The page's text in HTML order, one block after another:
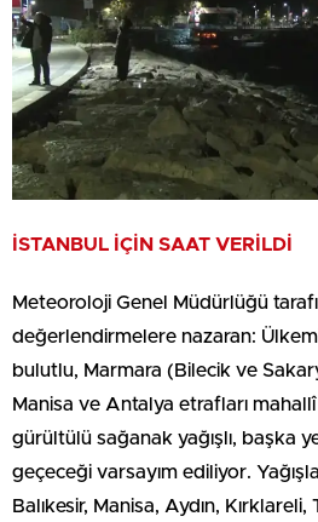
İSTANBUL İÇİN SAAT VERİLDİ
Meteoroloji Genel Müdürlüğü
değerlendirmelere nazaran:
bulutlu, Marmara (Bilecik ve
Manisa ve Antalya etrafları
gürültülü sağanak yağışlı, başka
geçeceği varsayım ediliyor.
Balıkesir, Manisa, Aydın,